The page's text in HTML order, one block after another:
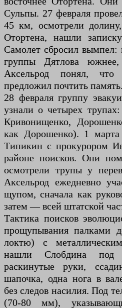
Сульпы. 27 февраля
45 км, осмотрели
Отортена, нашли
Самолет сбросил
группы Дятлова
Аксельрод понял,
предложил почтить память.
28 февраля группу
узнали о четырех
Кривонищенко,
как Дорошенко). 1
Типикин с прокурором
районе поисков. Они
осмотрели трупы у
Аксельрод ежедневно
щупом, сначала как
затем — всей штатской
Тактика поисков
прощупывания палками
локтю) с
нашли Слобдина
раскинутые руки,
шапочка, одна нога в
без следов насилия. Под
(70-80 мм),